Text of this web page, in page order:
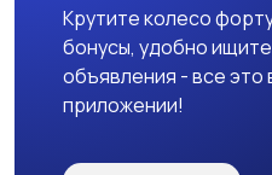
Уход за животными
Крутите колесо
бонусы, удобно
объявления - все
приложении!